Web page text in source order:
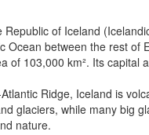
of Iceland
Ocean between the rest
of 103,000 km². Its capital
Ridge, Iceland is
glaciers, while many big
nature.